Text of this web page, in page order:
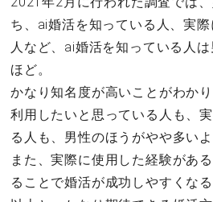
ち、ai婚活を知っている人、実
人など、ai婚活を知っている人
ほど。
かなり知名度が高いことがわかり
利用したいと思っている人も、
る人も、男性のほうがやや多いよ
また、実際に使用した経験があ
ることで婚活が成功しやすくな